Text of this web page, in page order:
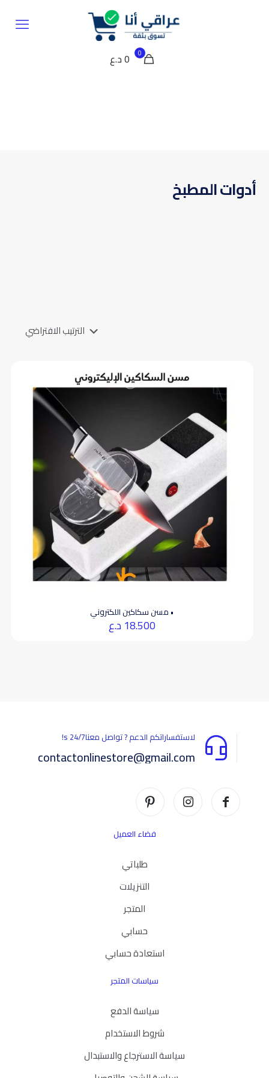
0 0 د.ع
أدوات المطبخ
• مسن سكاكين اللكتروني
18.500د.ع
لاستفساراتكم الدعم ? تواصل معناs 24/7!
contactonlinestore@gmail.com
فضاء العميل
طلباتي
التنزيلات
المتجر
حسابي
استعادة حسابي
سياسات المتجر
سياسة الدفع
شروط الاستخدام
سياسة الاسترجاع والاستبدال